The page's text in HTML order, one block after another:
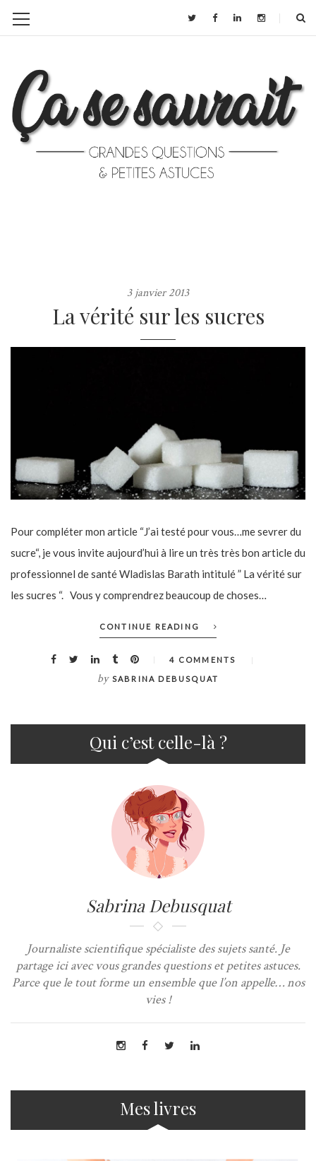
3 janvier 2013
La vérité sur les sucres
Pour compléter mon article “J’ai testé pour vous…me sevrer du
sucre“, je vous invite aujourd’hui à lire un très très bon article du
professionnel de santé Wladislas Barath intitulé ” La vérité sur
les sucres “. Vous y comprendrez beaucoup de choses…
CONTINUE READING
4 COMMENTS
by SABRINA DEBUSQUAT
Qui c’est celle-là ?
Sabrina Debusquat
Journaliste scientifique spécialiste des sujets santé. Je
partage ici avec vous grandes questions et petites astuces.
Parce que le tout forme un ensemble que l’on appelle… nos
vies !
Mes livres